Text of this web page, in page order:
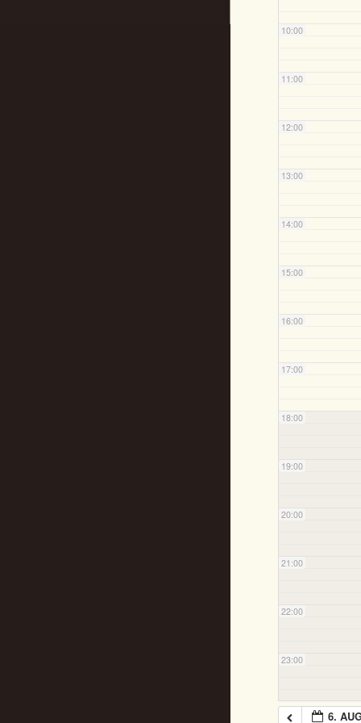
10:00
11:00
12:00
13:00
14:00
15:00
16:00
17:00
18:00
19:00
20:00
21:00
22:00
23:00
6.